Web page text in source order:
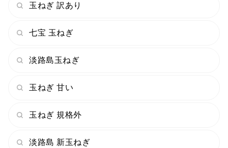
玉ねぎ 訳あり
七宝 玉ねぎ
淡路島玉ねぎ
玉ねぎ 甘い
玉ねぎ 規格外
淡路島 新玉ねぎ